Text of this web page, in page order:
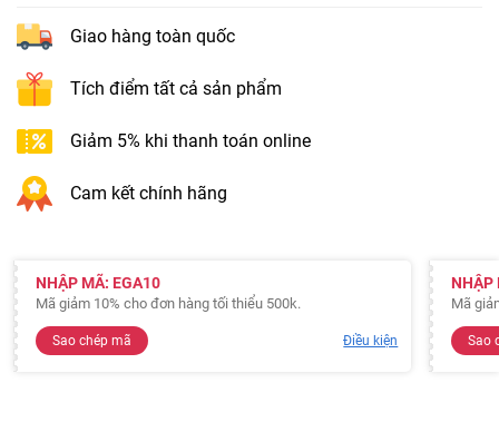
Giao hàng toàn quốc
Tích điểm tất cả sản phẩm
Giảm 5% khi thanh toán online
Cam kết chính hãng
NHẬP MÃ: EGA10
Mã giảm 10% cho đơn hàng tối thiểu 500k.
Sao chép mã Điều kiện
NHẬP
Mã
Sao